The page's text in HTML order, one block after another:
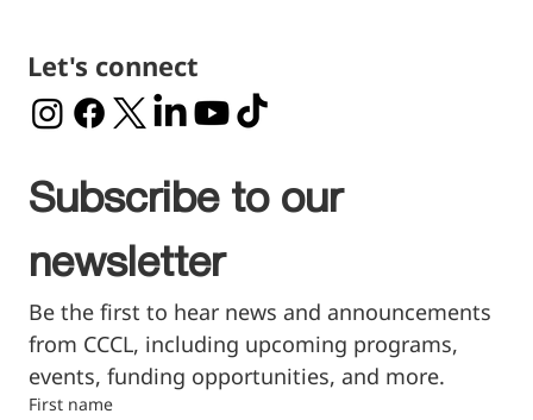
Let's connect
Subscribe to our
newsletter
Be the first to hear news and announcements
from CCCL, including upcoming programs,
events, funding opportunities, and more.
First name